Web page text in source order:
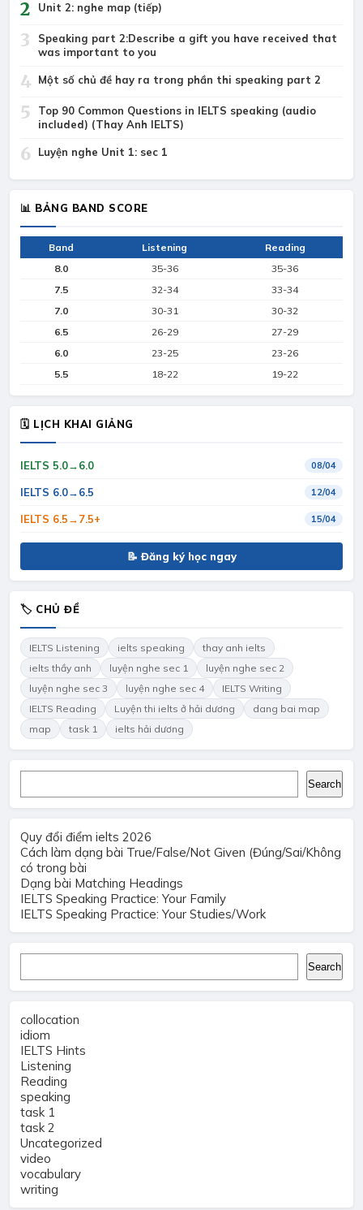
2 Unit 2: nghe map (tiếp)
3
Speaking part 2:Describe a gift you have received that
was important to you
4 Một số chủ đề hay ra trong phần thi speaking part 2
5
Top 90 Common Questions in IELTS speaking (audio
included) (Thay Anh IELTS)
6 Luyện nghe Unit 1: sec 1
📊 BẢNG BAND SCORE
Band Listening
Reading
8.0
35-36
35-36
7.5
32-34
33-34
7.0
30-31
30-32
6.5
26-29
27-29
6.0
23-25
23-26
5.5
18-22 19-22
🗓 LỊCH KHAI GIẢNG
IELTS 5.0→6.0 08/04
IELTS 6.0→6.5 12/04
IELTS 6.5→7.5+ 15/04
📝 Đăng ký học ngay
🏷 CHỦ ĐỀ
IELTS Listening ielts speaking
thay anh ielts
ielts thầy anh
luyện nghe sec 1
luyện nghe sec 2
luyện nghe sec 3
luyện nghe sec 4
IELTS Writing
IELTS Reading
Luyện thi ielts ở hải dương
dang bai map
map
task 1 ielts hải dương
Search
Quy đổi điểm ielts 2026
Cách làm dạng bài True/False/Not Given (Đúng/Sai/Không
có trong bài
Dạng bài Matching Headings
IELTS Speaking Practice: Your Family
IELTS Speaking Practice: Your Studies/Work
Search
collocation
idiom
IELTS Hints
Listening
Reading
speaking
task 1
task 2
Uncategorized
video
vocabulary
writing